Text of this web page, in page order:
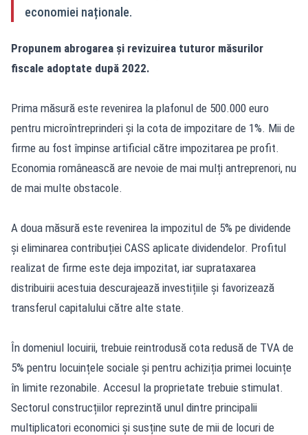
economiei naționale.
Propunem abrogarea și revizuirea tuturor măsurilor
fiscale adoptate după 2022.
Prima măsură este revenirea la plafonul de 500.000 euro
pentru microîntreprinderi și la cota de impozitare de 1%. Mii de
firme au fost împinse artificial către impozitarea pe profit.
Economia românească are nevoie de mai mulți antreprenori, nu
de mai multe obstacole.
A doua măsură este revenirea la impozitul de 5% pe dividende
și eliminarea contribuției CASS aplicate dividendelor. Profitul
realizat de firme este deja impozitat, iar suprataxarea
distribuirii acestuia descurajează investițiile și favorizează
transferul capitalului către alte state.
În domeniul locuirii, trebuie reintrodusă cota redusă de TVA de
5% pentru locuințele sociale și pentru achiziția primei locuințe
în limite rezonabile. Accesul la proprietate trebuie stimulat.
Sectorul construcțiilor reprezintă unul dintre principalii
multiplicatori economici și susține sute de mii de locuri de